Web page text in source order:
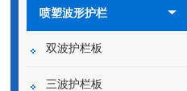
喷塑波形护栏
双波护栏板
三波护栏板